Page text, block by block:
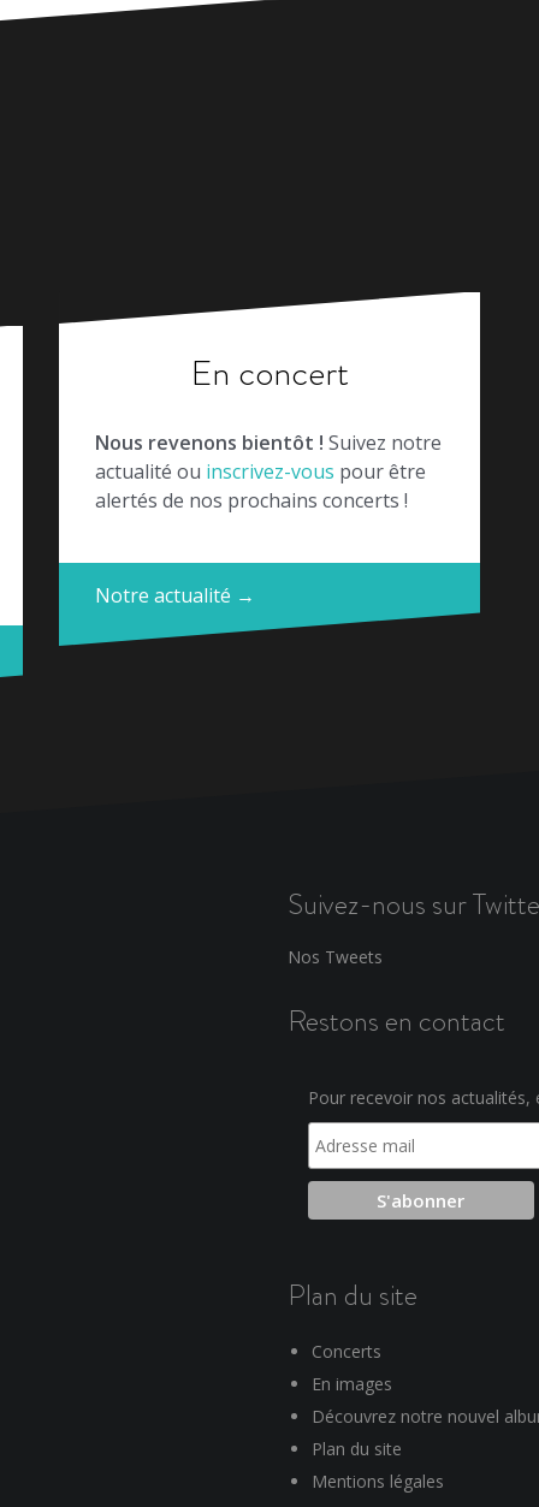
En concert
Nous revenons bientôt ! Suivez notre
actualité ou inscrivez-vous pour être
alertés de nos prochains concerts !
Notre actualité →
Suivez-nous sur
Nos Tweets
Restons en contact
Pour recevoir nos
Plan du site
Concerts
En images
Découvrez notre nouvel
Plan du site
Mentions légales